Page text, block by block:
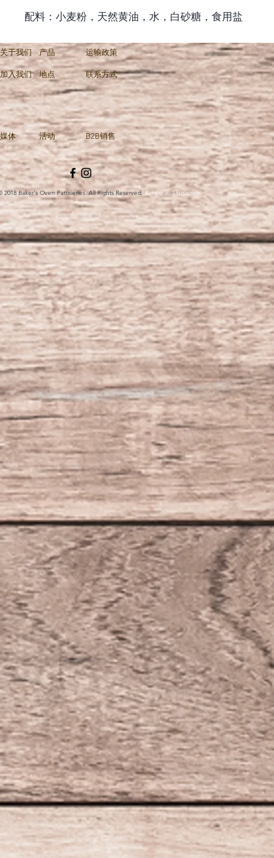
配料：小麦粉，天然黄油，水，白砂糖，食用盐
关于我们
加入我们
产品
地点
运输政策
联系方式
媒体 活动 B2B销售
2018 Baker's Oven Pattisieries. All Rights Reserved. Bakery in Singapore.